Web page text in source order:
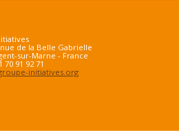
de la Belle Gabrielle
sur-Marne - France
70 91 92 71
initiatives.org